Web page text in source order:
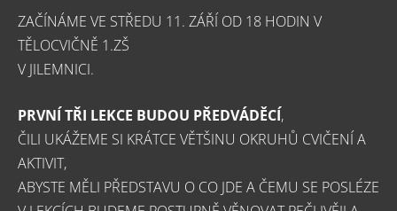
ZAČÍNÁME VE STŘEDU 11. ZÁŘÍ OD 18 HODIN V
TĚLOCVIČNĚ 1.ZŠ
V JILEMNICI.
PRVNÍ TŘI LEKCE BUDOU PŘEDVÁDĚCÍ,
ČILI UKÁŽEME SI KRÁTCE VĚTŠINU OKRUHŮ CVIČENÍ A
AKTIVIT,
ABYSTE MĚLI PŘEDSTAVU O CO JDE A ČEMU SE POSLÉZE